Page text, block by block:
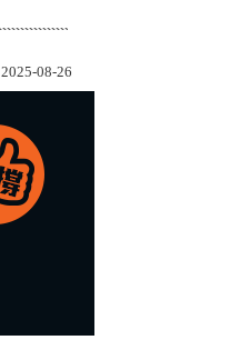
2025-08-26